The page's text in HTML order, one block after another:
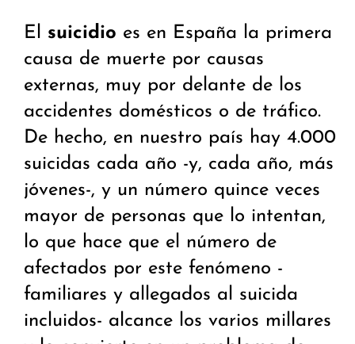
El suicidio es en España la primera
causa de muerte por causas
externas, muy por delante de los
accidentes domésticos o de tráfico.
De hecho, en nuestro país hay 4.000
suicidas cada año -y, cada año, más
jóvenes-, y un número quince veces
mayor de personas que lo intentan,
lo que hace que el número de
afectados por este fenómeno -
familiares y allegados al suicida
incluidos- alcance los varios millares